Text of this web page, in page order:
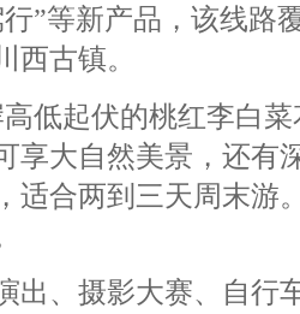
”等新产品，该线路
西古镇。
起伏的桃红李白菜
享大自然美景，还有
适合两到三天周末游
、摄影大赛、自行